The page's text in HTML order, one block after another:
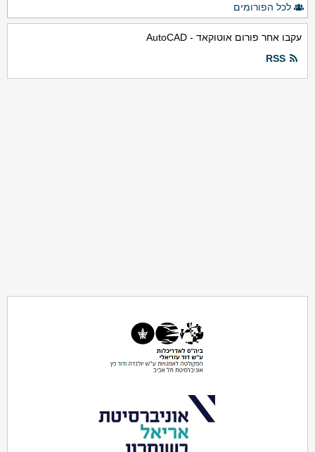
לכל הפורומים
עקבו אחר פורום אוטוקאד - AutoCAD
RSS